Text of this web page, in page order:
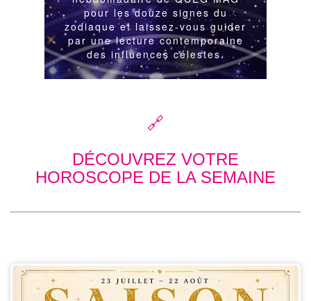
🔗
DÉCOUVREZ VOTRE
HOROSCOPE DE LA SEMAINE